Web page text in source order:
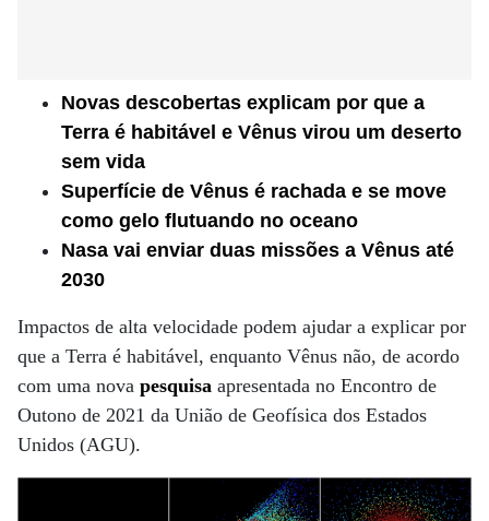
Novas descobertas explicam por que a
Terra é habitável e Vênus virou um deserto
sem vida
Superfície de Vênus é rachada e se move
como gelo flutuando no oceano
Nasa vai enviar duas missões a Vênus até
2030
Impactos de alta velocidade podem ajudar a explicar por
que a Terra é habitável, enquanto Vênus não, de acordo
com uma nova pesquisa apresentada no Encontro de
Outono de 2021 da União de Geofísica dos Estados
Unidos (AGU).